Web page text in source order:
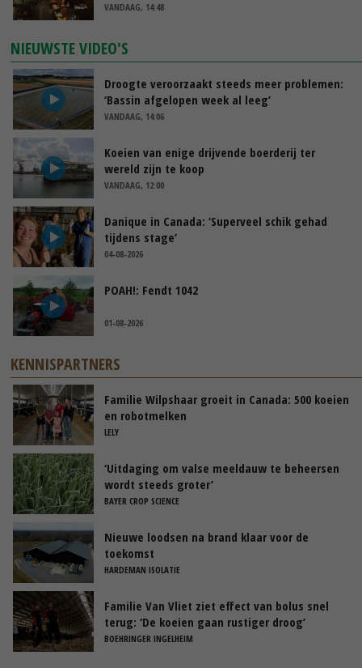
VANDAAG, 14:48
NIEUWSTE VIDEO'S
Droogte veroorzaakt steeds meer problemen:
‘Bassin afgelopen week al leeg’
VANDAAG, 14:06
Koeien van enige drijvende boerderij ter
wereld zijn te koop
VANDAAG, 12:00
Danique in Canada: ‘Superveel schik gehad
tijdens stage’
04-08-2026
POAH!: Fendt 1042
01-08-2026
KENNISPARTNERS
Familie Wilpshaar groeit in Canada: 500 koeien
en robotmelken
LELY
‘Uitdaging om valse meeldauw te beheersen
wordt steeds groter’
BAYER CROP SCIENCE
Nieuwe loodsen na brand klaar voor de
toekomst
HARDEMAN ISOLATIE
Familie Van Vliet ziet effect van bolus snel
terug: ‘De koeien gaan rustiger droog’
BOEHRINGER INGELHEIM